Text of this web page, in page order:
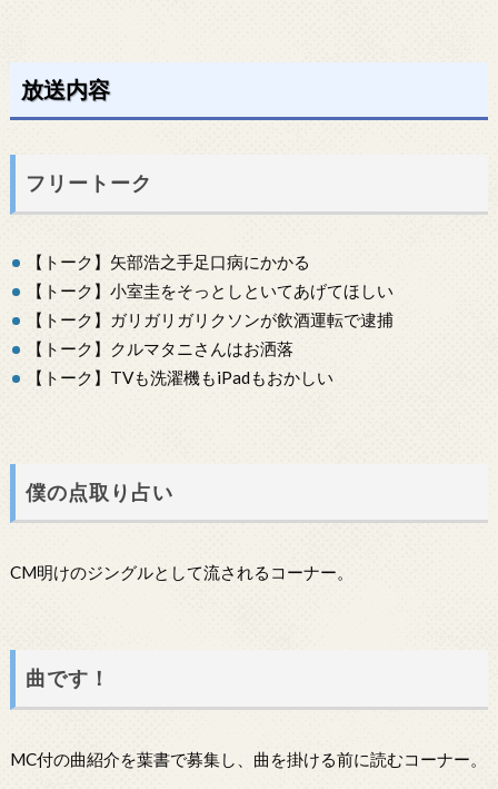
放送内容
フリートーク
【トーク】矢部浩之手足口病にかかる
【トーク】小室圭をそっとしといてあげてほしい
【トーク】ガリガリガリクソンが飲酒運転で逮捕
【トーク】クルマタニさんはお洒落
【トーク】TVも洗濯機もiPadもおかしい
僕の点取り占い
CM明けのジングルとして流されるコーナー。
曲です！
MC付の曲紹介を葉書で募集し、曲を掛ける前に読むコーナー。